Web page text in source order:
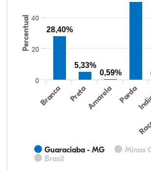
Percentual
Guaraciaba - MG
Minas
Brasil
Branca PretaAmarela Parda
0
20
40
28,40%
5,33%
0,59%
41,23%
4,67%
0,08%
49,88%
0,48%
3,66%
38,40%
3,47%
0,13%
50,15%
2,37%
5,48%